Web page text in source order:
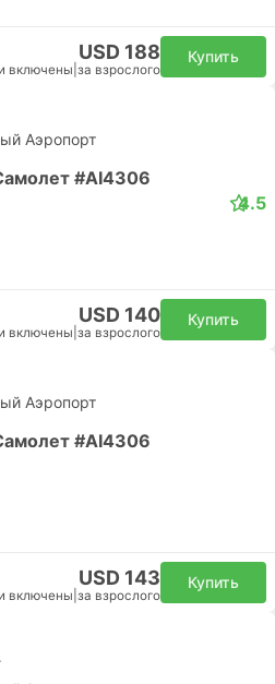
USD 188
включены за взрослого
Купить
Аэропорт
#AI4306
4.5
USD 140
включены за взрослого
Купить
Аэропорт
#AI4306
USD 143
включены за взрослого
Купить